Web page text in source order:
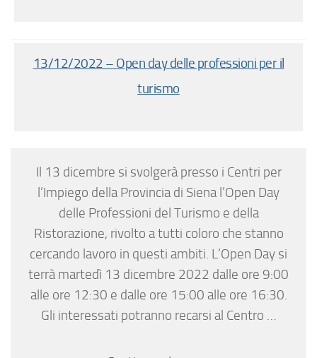
13/12/2022 – Open day delle professioni per il
turismo
Il 13 dicembre si svolgerà presso i Centri per
l’Impiego della Provincia di Siena l’Open Day
delle Professioni del Turismo e della
Ristorazione, rivolto a tutti coloro che stanno
cercando lavoro in questi ambiti. L’Open Day si
terrà martedì 13 dicembre 2022 dalle ore 9:00
alle ore 12:30 e dalle ore 15:00 alle ore 16:30.
Gli interessati potranno recarsi al Centro …